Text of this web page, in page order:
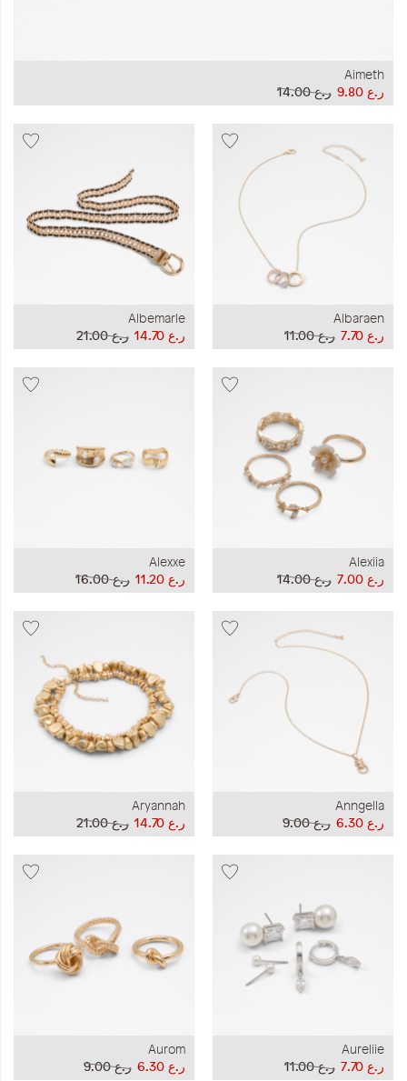
Aimeth
ر.ع 14.00
ر.ع 9.80
Albaraen
ر.ع 11.00
ر.ع 7.70
Albemarle
ر.ع 21.00
ر.ع 14.70
Alexiia
ر.ع 14.00
ر.ع 7.00
Alexxe
ر.ع 16.00
ر.ع 11.20
Anngella
ر.ع 9.00
ر.ع 6.30
Aryannah
ر.ع 21.00
ر.ع 14.70
Aureliie
ر.ع 11.00
ر.ع 7.70
Aurom
ر.ع 9.00
ر.ع 6.30